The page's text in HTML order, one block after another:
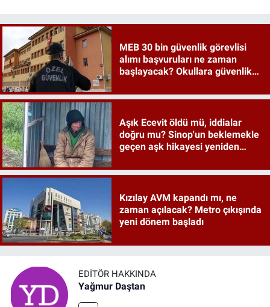
MEB 30 bin güvenlik görevlisi
alımı başvuruları ne zaman
başlayacak? Okullara güvenlik
Aşık Ecevit öldü mü, iddialar
doğru mu? Sinop'un beklemekle
geçen aşk hikayesi yeniden
Kızılay AVM kapandı mı, ne
zaman açılacak? Metro çıkışında
yeni dönem başladı
EDITÖR HAKKINDA
Yağmur Daştan